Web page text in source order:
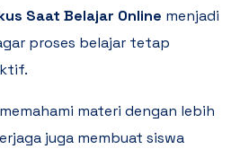
Saat Belajar Online menjadi
proses belajar tetap
materi dengan lebih
juga membuat siswa